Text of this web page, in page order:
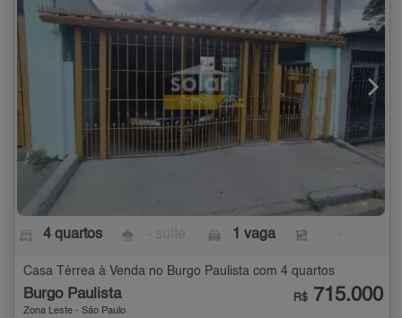
4 quartos 1 vaga
Casa Térrea à Venda no Burgo Paulista com 4 quartos
Burgo Paulista
Zona Leste - São Paulo
R$ 715.000